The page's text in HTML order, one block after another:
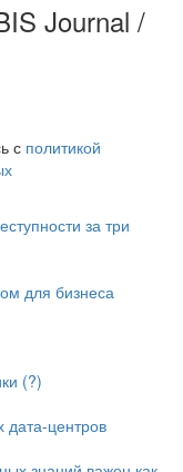
Journal /
с политикой
за три
для бизнеса
(?)
центров